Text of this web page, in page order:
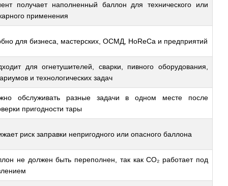
получает наполненный баллон для технического или
применения
для бизнеса, мастерских, ОСМД, HoReCa и предприятий
для огнетушителей, сварки, пивного оборудования,
и технологических задач
обслуживать разные задачи в одном месте после
пригодности тары
риск заправки непригодного или опасного баллона
не должен быть переполнен, так как CO₂ работает под